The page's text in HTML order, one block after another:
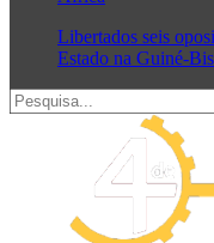
Libertados seis
Estado na Guiné-